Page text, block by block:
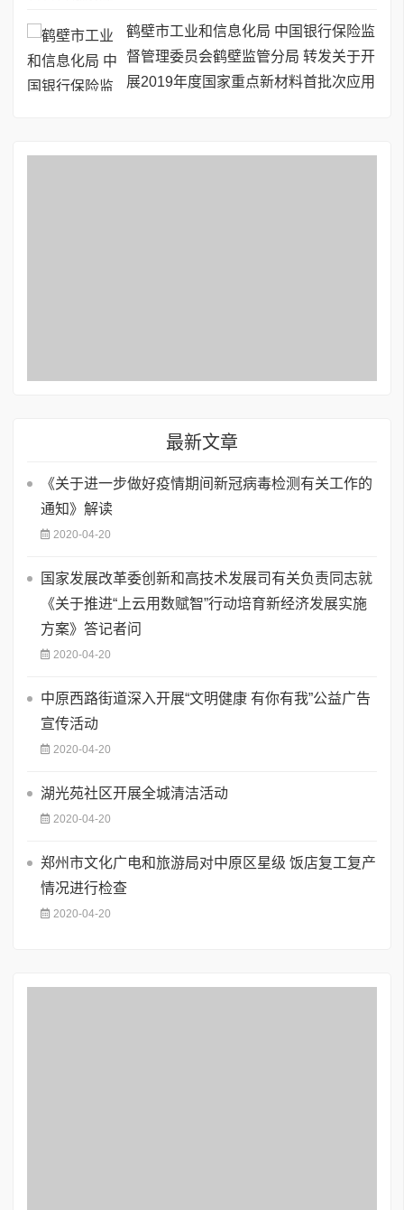
鹤壁市工业和信息化局 中国银行保险监
督管理委员会鹤壁监管分局 转发关于开
展2019年度国家重点新材料首批次应用
最新文章
《关于进一步做好疫情期间新冠病毒检测有关工作的
通知》解读
2020-04-20
国家发展改革委创新和高技术发展司有关负责同志就
《关于推进“上云用数赋智”行动培育新经济发展实施
方案》答记者问
2020-04-20
中原西路街道深入开展“文明健康 有你有我”公益广告
宣传活动
2020-04-20
湖光苑社区开展全城清洁活动
2020-04-20
郑州市文化广电和旅游局对中原区星级 饭店复工复产
情况进行检查
2020-04-20